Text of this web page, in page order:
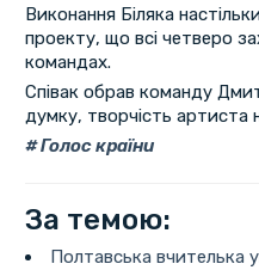
Виконання Біляка
проекту, що всі четверо
командах.
Співак обрав команду
думку, творчість
Голос країни
За темою:
Полтавська вчителька